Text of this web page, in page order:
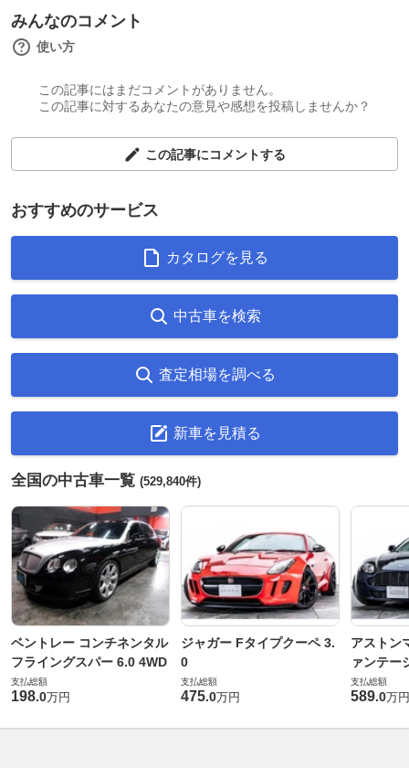
みんなのコメント
使い方
この記事にはまだコメントがありません。
この記事に対するあなたの意見や感想を投稿しませんか？
この記事にコメントする
おすすめのサービス
カタログを見る
中古車を検索
査定相場を調べる
新車を見積る
全国の中古車一覧 (529,840件)
ベントレー コンチネンタル
フライングスパー 6.0 4WD
支払総額
198.0万円
ジャガー Fタイプクーペ 3.
0
支払総額
475.0万円
アストン
ァンテー
支払総額
589.0万円